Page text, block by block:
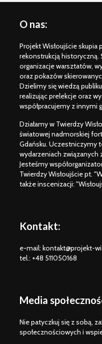
O nas:
Projekt Wisłoujście
rekonstrukcją
organizacje warsztatów,
oraz pokazów
Dzielimy się wiedzą
realizując prelekcje oraz
współpracujemy z innymi
Działamy w Twierdzy
światowej nadmorskiej
Gdańsku. Uczestniczymy
wydarzeniach związanych
Jesteśmy
Twierdzy Wisłoujście pt.
także inscenizacji:
Kontakt:
e-mail: kontakt@projekt-
tel.: +48 511050168
Media
Nie patyczkuj się z sobą,
społecznościowych i
1734 –
package
event
2025
dla grup
„W
rozkazy